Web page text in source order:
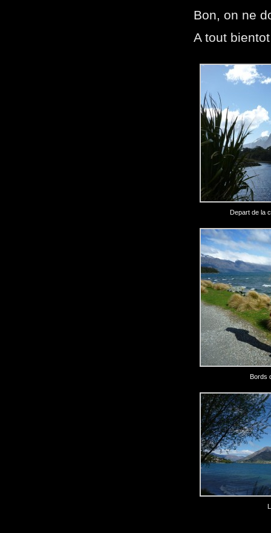
Bon, on ne
A tout
Depart de la
Bords